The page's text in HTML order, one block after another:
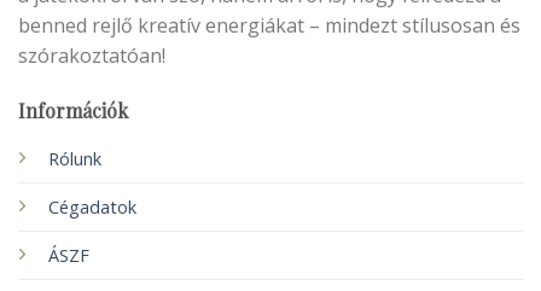
benned rejlő kreatív energiákat – mindezt stílusosan és
szórakoztatóan!
Információk
Rólunk
Cégadatok
ÁSZF